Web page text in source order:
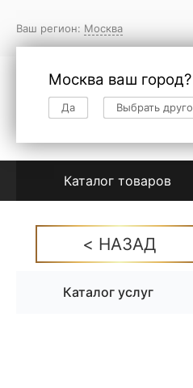
Ваш регион: Москва
Москва ваш город?
Да Выбрать
Каталог товаров
Каталог услуг